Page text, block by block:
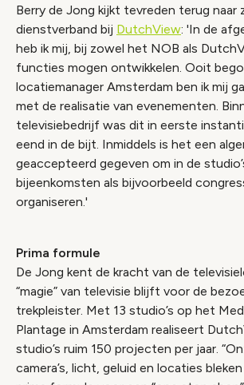
Berry de Jong kijkt tevreden terug naar
dienstverband bij DutchView: 'In de
heb ik mij, bij zowel het NOB als
functies mogen ontwikkelen. Ooit
locatiemanager Amsterdam ben ik mij
met de realisatie van evenementen.
televisiebedrijf was dit in eerste
eend in de bijt. Inmiddels is het een
geaccepteerd gegeven om in de
bijeenkomsten als bijvoorbeeld
organiseren.'
Prima formule
De Jong kent de kracht van de
“magie” van televisie blijft voor de
trekpleister. Met 13 studio’s op het
Plantage in Amsterdam realiseert
studio’s ruim 150 projecten per jaar.
camera’s, licht, geluid en locaties